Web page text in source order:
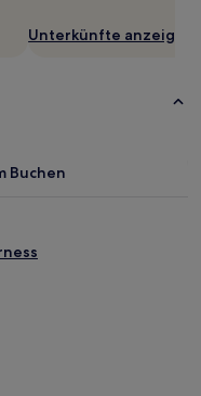
Unterkünfte anzeigen
Buchen